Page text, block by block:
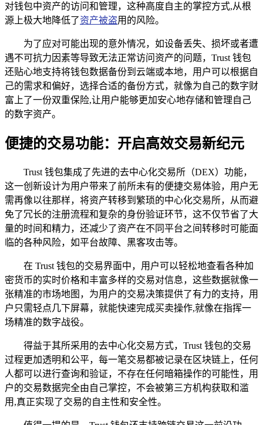
对钱包中资产的访问和管理，这种高度自主的掌控方式,从根
源上极大地降低了资产被盗用的风险。
为了应对可能出现的意外情况，如设备丢失、损坏或者遭
遇不可抗力因素等导致无法正常访问资产的问题，Trust 钱包
还贴心地支持将钱包数据备份到云端或本地，用户可以根据自
己的需求和偏好，选择合适的备份方式，就像为自己的数字财
富上了一份双重保险,让用户能够更加安心地存储和管理自己
的数字资产。
便捷的交易功能：开启高效交易新纪元
Trust 钱包集成了先进的去中心化交易所（DEX）功能，
这一创新设计为用户带来了前所未有的便捷交易体验，用户无
需再像以往那样，将资产转移到繁琐的中心化交易所，从而避
免了冗长的注册流程和复杂的身份验证环节，这不仅节省了大
量的时间和精力，还减少了资产在不同平台之间转移时可能面
临的各种风险，如平台故障、黑客攻击等。
在 Trust 钱包的交易界面中，用户可以轻松地查看各种加
密货币的实时价格和丰富多样的交易对信息，这些数据就像一
张精准的市场地图，为用户的交易决策提供了有力的支持，用
户只需轻点几下屏幕，就能快速完成买卖操作,就像在指挥一
场精准的数字战役。
得益于其所采用的去中心化交易方式，Trust 钱包的交易
过程更加透明和公平，每一笔交易都被记录在区块链上，任何
人都可以进行查询和验证，不存在任何暗箱操作的可能性，用
户的交易数据完全由自己掌控，不会被第三方机构获取和滥
用,真正实现了交易的自主性和安全性。